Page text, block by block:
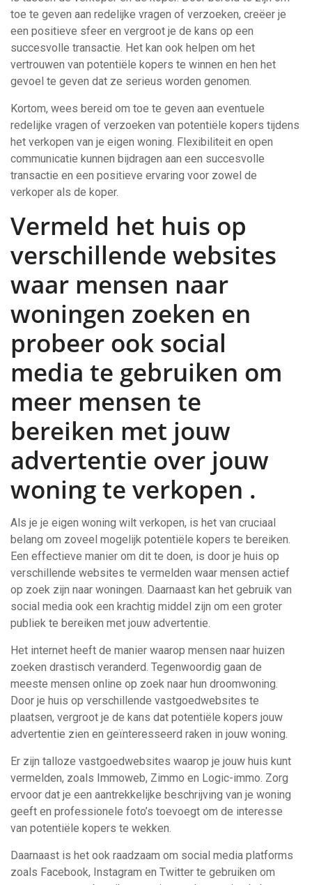
toe te geven aan redelijke vragen of verzoeken, creëer je
een positieve sfeer en vergroot je de kans op een
succesvolle transactie. Het kan ook helpen om het
vertrouwen van potentiële kopers te winnen en hen het
gevoel te geven dat ze serieus worden genomen.
Kortom, wees bereid om toe te geven aan eventuele
redelijke vragen of verzoeken van potentiële kopers tijdens
het verkopen van je eigen woning. Flexibiliteit en open
communicatie kunnen bijdragen aan een succesvolle
transactie en een positieve ervaring voor zowel de
verkoper als de koper.
Vermeld het huis op
verschillende websites
waar mensen naar
woningen zoeken en
probeer ook social
media te gebruiken om
meer mensen te
bereiken met jouw
advertentie over jouw
woning te verkopen .
Als je je eigen woning wilt verkopen, is het van cruciaal
belang om zoveel mogelijk potentiële kopers te bereiken.
Een effectieve manier om dit te doen, is door je huis op
verschillende websites te vermelden waar mensen actief
op zoek zijn naar woningen. Daarnaast kan het gebruik van
social media ook een krachtig middel zijn om een groter
publiek te bereiken met jouw advertentie.
Het internet heeft de manier waarop mensen naar huizen
zoeken drastisch veranderd. Tegenwoordig gaan de
meeste mensen online op zoek naar hun droomwoning.
Door je huis op verschillende vastgoedwebsites te
plaatsen, vergroot je de kans dat potentiële kopers jouw
advertentie zien en geïnteresseerd raken in jouw woning.
Er zijn talloze vastgoedwebsites waarop je jouw huis kunt
vermelden, zoals Immoweb, Zimmo en Logic-immo. Zorg
ervoor dat je een aantrekkelijke beschrijving van je woning
geeft en professionele foto’s toevoegt om de interesse
van potentiële kopers te wekken.
Daarnaast is het ook raadzaam om social media platforms
zoals Facebook, Instagram en Twitter te gebruiken om